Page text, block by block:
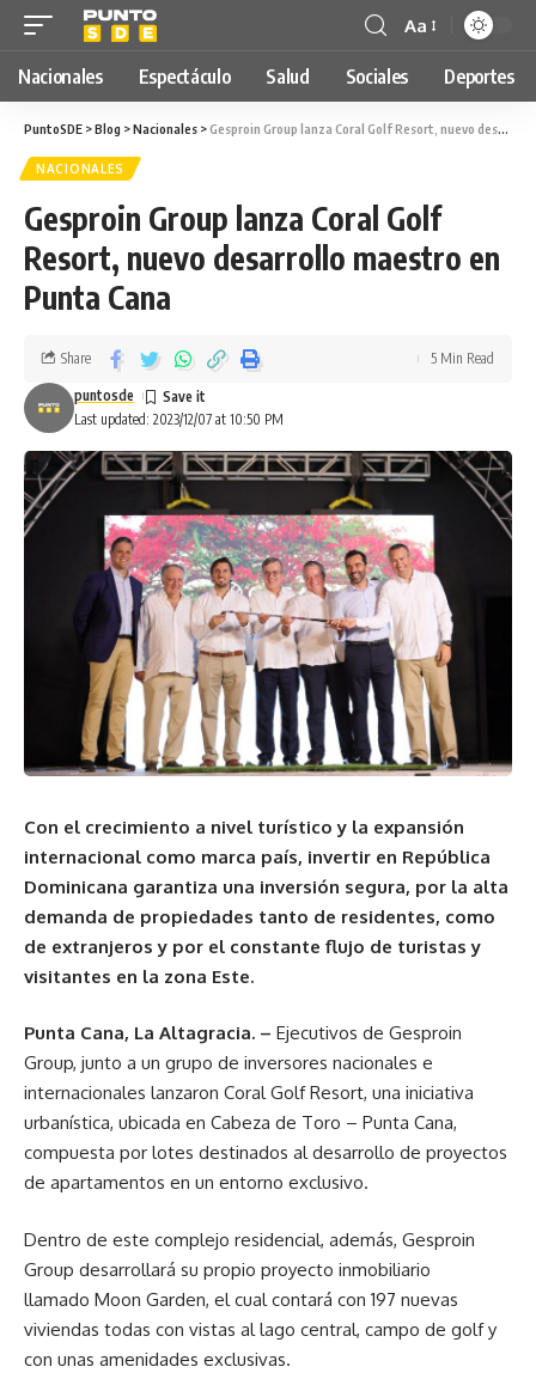
Aa
Nacionales Espectáculo Salud Sociales Deportes
PuntoSDE >Blog >Nacionales >Gesproin Group lanza Coral Golf Resort, nuevo desarrollo maestro en Punta Cana
NACIONALES
Gesproin Group lanza Coral Golf
Resort, nuevo desarrollo maestro en
Punta Cana
Last updated: 2023/12/07 at 10:50 PM
puntosde
Share 5 Min Read
Con el crecimiento a nivel turístico y la expansión
internacional como marca país, invertir en República
Dominicana garantiza una inversión segura, por la alta
demanda de propiedades tanto de residentes, como
de extranjeros y por el constante flujo de turistas y
visitantes en la zona Este.
Punta Cana, La Altagracia. – Ejecutivos de Gesproin
Group, junto a un grupo de inversores nacionales e
internacionales lanzaron Coral Golf Resort, una iniciativa
urbanística, ubicada en Cabeza de Toro – Punta Cana,
compuesta por lotes destinados al desarrollo de proyectos
de apartamentos en un entorno exclusivo.
Dentro de este complejo residencial, además, Gesproin
Group desarrollará su propio proyecto inmobiliario
llamado Moon Garden, el cual contará con 197 nuevas
viviendas todas con vistas al lago central, campo de golf y
con unas amenidades exclusivas.